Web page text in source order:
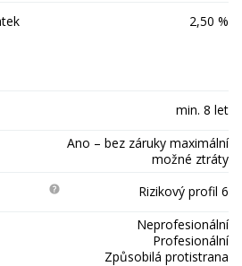
2,50 %
min. 8 let
Ano – bez záruky maximální
možné ztráty
Rizikový profil 6
Neprofesionální
Profesionální
Způsobilá protistrana